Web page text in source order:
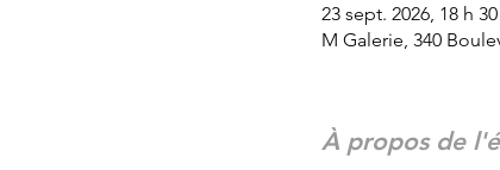
23 sept. 2026, 18 h
M Galerie, 340
À propos de